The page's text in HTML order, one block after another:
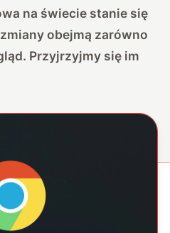
na świecie stanie się
obejmą zarówno
Przyjrzyjmy się im